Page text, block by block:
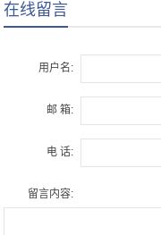
在线留言
用户名:
邮 箱:
电 话:
留言内容: